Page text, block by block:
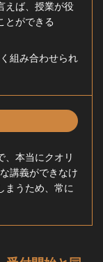
えば、授業が役
とができる
組み合わせられ
、本当にクオリ
講義ができなけ
まうため、常に